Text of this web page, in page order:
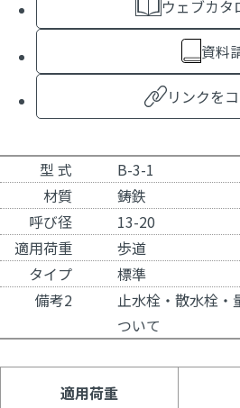
ウェブカタ
資料
リンクを
型 式
B-3-1
材質
鋳鉄
呼び径
13-20
適用荷重
歩道
タイプ
標準
備考2
止水栓・散水栓
ついて
適用荷重